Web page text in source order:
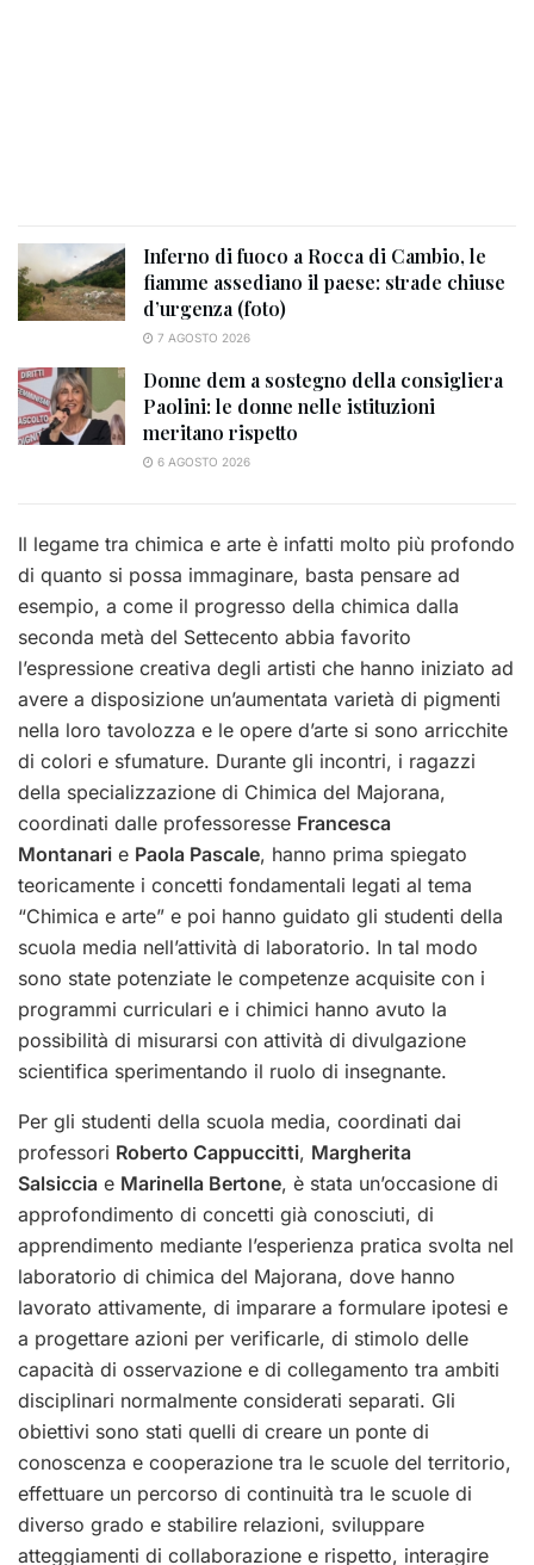
Inferno di fuoco a Rocca di Cambio, le
fiamme assediano il paese: strade chiuse
d’urgenza (foto)
7 AGOSTO 2026
Donne dem a sostegno della consigliera
Paolini: le donne nelle istituzioni
meritano rispetto
6 AGOSTO 2026
Il legame tra chimica e arte è infatti molto più profondo
di quanto si possa immaginare, basta pensare ad
esempio, a come il progresso della chimica dalla
seconda metà del Settecento abbia favorito
l’espressione creativa degli artisti che hanno iniziato ad
avere a disposizione un’aumentata varietà di pigmenti
nella loro tavolozza e le opere d’arte si sono arricchite
di colori e sfumature. Durante gli incontri, i ragazzi
della specializzazione di Chimica del Majorana,
coordinati dalle professoresse Francesca
Montanari e Paola Pascale, hanno prima spiegato
teoricamente i concetti fondamentali legati al tema
“Chimica e arte” e poi hanno guidato gli studenti della
scuola media nell’attività di laboratorio. In tal modo
sono state potenziate le competenze acquisite con i
programmi curriculari e i chimici hanno avuto la
possibilità di misurarsi con attività di divulgazione
scientifica sperimentando il ruolo di insegnante.
Per gli studenti della scuola media, coordinati dai
professori Roberto Cappuccitti, Margherita
Salsiccia e Marinella Bertone, è stata un’occasione di
approfondimento di concetti già conosciuti, di
apprendimento mediante l’esperienza pratica svolta nel
laboratorio di chimica del Majorana, dove hanno
lavorato attivamente, di imparare a formulare ipotesi e
a progettare azioni per verificarle, di stimolo delle
capacità di osservazione e di collegamento tra ambiti
disciplinari normalmente considerati separati. Gli
obiettivi sono stati quelli di creare un ponte di
conoscenza e cooperazione tra le scuole del territorio,
effettuare un percorso di continuità tra le scuole di
diverso grado e stabilire relazioni, sviluppare
atteggiamenti di collaborazione e rispetto, interagire